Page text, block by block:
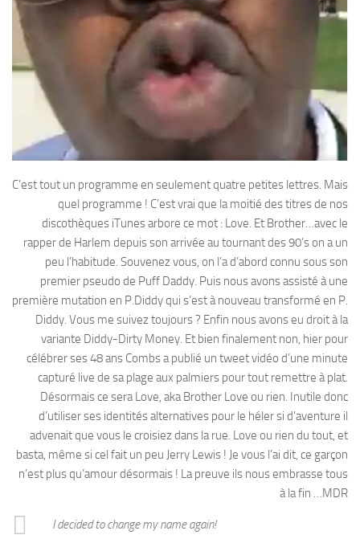
C’est tout un programme en seulement quatre petites lettres. Mais
quel programme ! C’est vrai que la moitié des titres de nos
discothèques iTunes arbore ce mot : Love. Et Brother…avec le
rapper de Harlem depuis son arrivée au tournant des 90’s on a un
peu l’habitude. Souvenez vous, on l’a d’abord connu sous son
premier pseudo de Puff Daddy. Puis nous avons assisté à une
première mutation en P.Diddy qui s’est à nouveau transformé en P.
Diddy. Vous me suivez toujours ? Enfin nous avons eu droit à la
variante Diddy-Dirty Money. Et bien finalement non, hier pour
célébrer ses 48 ans Combs a publié un tweet vidéo d’une minute
capturé live de sa plage aux palmiers pour tout remettre à plat.
Désormais ce sera Love, aka Brother Love ou rien. Inutile donc
d’utiliser ses identités alternatives pour le héler si d’aventure il
advenait que vous le croisiez dans la rue. Love ou rien du tout, et
basta, même si cel fait un peu Jerry Lewis ! Je vous l’ai dit, ce garçon
n’est plus qu’amour désormais ! La preuve ils nous embrasse tous
à la fin …MDR
I decided to change my name again!